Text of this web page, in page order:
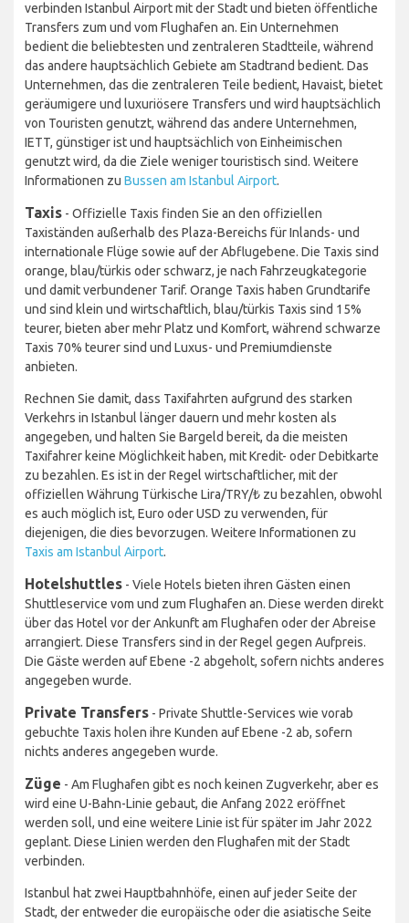
verbinden Istanbul Airport mit der Stadt und bieten öffentliche
Transfers zum und vom Flughafen an. Ein Unternehmen
bedient die beliebtesten und zentraleren Stadtteile, während
das andere hauptsächlich Gebiete am Stadtrand bedient. Das
Unternehmen, das die zentraleren Teile bedient, Havaist, bietet
geräumigere und luxuriösere Transfers und wird hauptsächlich
von Touristen genutzt, während das andere Unternehmen,
IETT, günstiger ist und hauptsächlich von Einheimischen
genutzt wird, da die Ziele weniger touristisch sind. Weitere
Informationen zu Bussen am Istanbul Airport.
Taxis - Offizielle Taxis finden Sie an den offiziellen
Taxiständen außerhalb des Plaza-Bereichs für Inlands- und
internationale Flüge sowie auf der Abflugebene. Die Taxis sind
orange, blau/türkis oder schwarz, je nach Fahrzeugkategorie
und damit verbundener Tarif. Orange Taxis haben Grundtarife
und sind klein und wirtschaftlich, blau/türkis Taxis sind 15%
teurer, bieten aber mehr Platz und Komfort, während schwarze
Taxis 70% teurer sind und Luxus- und Premiumdienste
anbieten.
Rechnen Sie damit, dass Taxifahrten aufgrund des starken
Verkehrs in Istanbul länger dauern und mehr kosten als
angegeben, und halten Sie Bargeld bereit, da die meisten
Taxifahrer keine Möglichkeit haben, mit Kredit- oder Debitkarte
zu bezahlen. Es ist in der Regel wirtschaftlicher, mit der
offiziellen Währung Türkische Lira/TRY/₺ zu bezahlen, obwohl
es auch möglich ist, Euro oder USD zu verwenden, für
diejenigen, die dies bevorzugen. Weitere Informationen zu
Taxis am Istanbul Airport.
Hotelshuttles - Viele Hotels bieten ihren Gästen einen
Shuttleservice vom und zum Flughafen an. Diese werden direkt
über das Hotel vor der Ankunft am Flughafen oder der Abreise
arrangiert. Diese Transfers sind in der Regel gegen Aufpreis.
Die Gäste werden auf Ebene -2 abgeholt, sofern nichts anderes
angegeben wurde.
Private Transfers - Private Shuttle-Services wie vorab
gebuchte Taxis holen ihre Kunden auf Ebene -2 ab, sofern
nichts anderes angegeben wurde.
Züge - Am Flughafen gibt es noch keinen Zugverkehr, aber es
wird eine U-Bahn-Linie gebaut, die Anfang 2022 eröffnet
werden soll, und eine weitere Linie ist für später im Jahr 2022
geplant. Diese Linien werden den Flughafen mit der Stadt
verbinden.
Istanbul hat zwei Hauptbahnhöfe, einen auf jeder Seite der
Stadt, der entweder die europäische oder die asiatische Seite